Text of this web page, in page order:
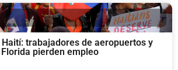
trabajadores de aeropuertos y
pierden empleo